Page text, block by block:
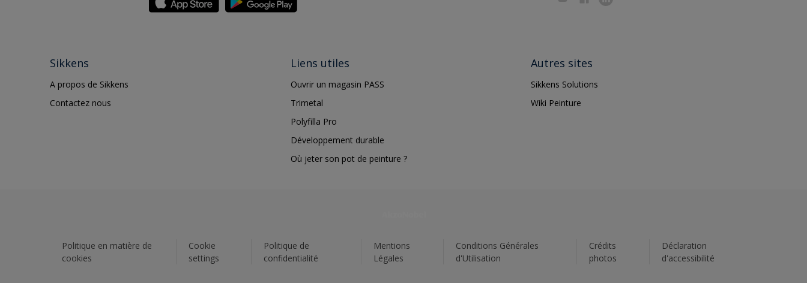
Sikkens
A propos de Sikkens
Contactez nous
Liens utiles
Ouvrir un magasin PASS
Trimetal
Polyfilla Pro
Développement durable
Où jeter son pot de peinture ?
Autres sites
Sikkens Solutions
Wiki Peinture
Politique en matière de
cookies
Cookie
settings
Politique de
confidentialité
Mentions
Légales
Conditions Générales
d'Utilisation
Crédits
photos
Déclaration
d'accessibilité